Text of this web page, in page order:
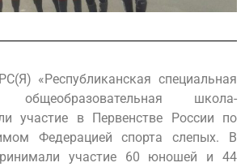
«Республиканская специальная
общеобразовательная школа-
участие в Первенстве России по
Федерацией спорта слепых. В
участие 60 юношей и 44